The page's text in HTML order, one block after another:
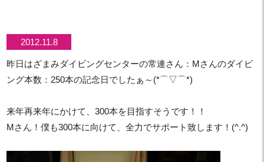
2012.11.8
昨日はざまみダイビングセンターの常連さん：Mさんのダイビ
ング本数：250本の記念日でしたぁ～(*⌒▽⌒*)
来年再来年にかけて、300本を目指すそうです！！
Mさん！僕も300本に向けて、全力でサポート致します！(^.^)